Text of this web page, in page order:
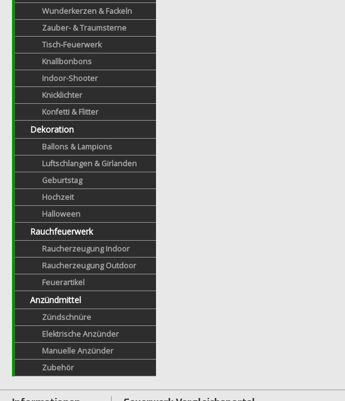
Wunderkerzen & Fackeln
Zauber- & Traumsterne
Tisch-Feuerwerk
Knallbonbons
Indoor-Shooter
Knicklichter
Konfetti & Flitter
Dekoration
Ballons & Lampions
Luftschlangen & Girlanden
Geburtstag
Hochzeit
Halloween
Rauchfeuerwerk
Raucherzeugung Indoor
Raucherzeugung Outdoor
Feuerartikel
Anzündmittel
Zündschnüre
Elektrische Anzünder
Manuelle Anzünder
Zubehör